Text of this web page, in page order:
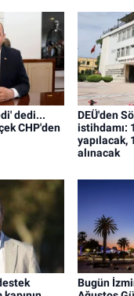
dedi...
CHP'den
DEÜ'den
istihdamı:
yapılacak,
alınacak
Bugün